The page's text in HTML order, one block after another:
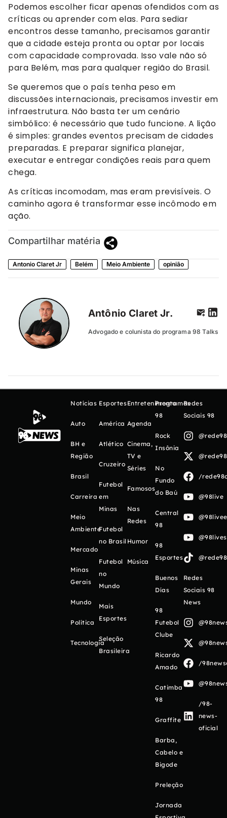
Podemos escolher ficar apenas ofendidos com as
críticas ou aprender com elas. Para sediar
encontros desse tamanho, precisamos garantir
que a cidade esteja pronta ou optar por locais
com capacidade comprovada. Isso vale não só
para Belém, mas para qualquer região do Brasil.
Se queremos que o país tenha peso em
discussões internacionais, precisamos investir em
infraestrutura. Não basta ter um cenário
simbólico: é necessário que tudo funcione. A lição
é simples: grandes eventos precisam de cidades
preparadas. E preparar significa planejar,
executar e entregar condições reais para quem
chega.
As críticas incomodam, mas eram previsíveis. O
caminho agora é transformar esse incômodo em
ação.
Compartilhar matéria
Antonio Claret Jr Belém Meio Ambiente opinião
Antônio Claret Jr.
Advogado e colunista do programa 98 Talks
Notícias
Auto
BH e
Região
Brasil
Carreira
Meio
Ambiente
Mercado
Minas
Gerais
Mundo
Política
Tecnologia
Esportes
América
Atlético
Cruzeiro
Futebol
em
Minas
Futebol
no Brasil
Futebol
no
Mundo
Mais
Esportes
Seleção
Brasileira
Entretenimento
Agenda
Cinema,
TV e
Séries
Famosos
Nas
Redes
Humor
Música
Programas
98
Rock
Insônia
No
Fundo
do Baú
Central
98
98
Esportes
Buenos
Días
98
Futebol
Clube
Ricardo
Amado
Catimba
98
Graffite
Barba,
Cabelo e
Bigode
Preleção
Jornada
Redes
Sociais 98
/
@98live
Redes
Sociais 98
News
/
/98-
news-
oficial